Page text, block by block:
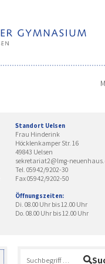
Standort Uelsen
Frau Hinderink
Höcklenkamper Str. 16
49843 Uelsen
sekretariat2@lmg-
Tel. 05942/9202-30
Fax 05942/9202-50
Öffnungszeiten:
Di. 08.00 Uhr bis 12.00 Uhr
Do. 08.00 Uhr bis 12.00 Uhr
nach: